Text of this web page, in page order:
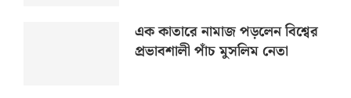
এক কাতারে নামাজ পড়লেন বিশ্বের
প্রভাবশালী পাঁচ মুসলিম নেতা